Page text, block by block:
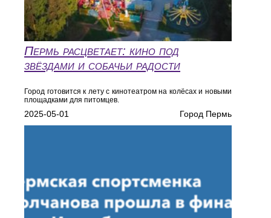
Пермь расцветает: кино под
звёздами и собачьи радости
Город готовится к лету с кинотеатром на колёсах и новыми
площадками для питомцев.
2025-05-01 Город Пермь